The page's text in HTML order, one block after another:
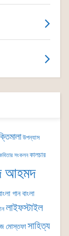
উপন্যাস
সংকলন কালচার
আহমদ
গানবাংলা
লাইফস্টাইল
মোস্তফাসাহিত্য